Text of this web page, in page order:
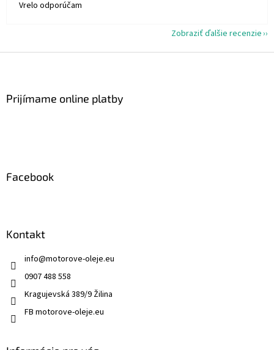
Vrelo odporúčam
Zobraziť ďalšie recenzie
Prijímame online platby
Facebook
Kontakt
info@motorove-oleje.eu
0907 488 558
Kragujevská 389/9 Žilina
FB motorove-oleje.eu